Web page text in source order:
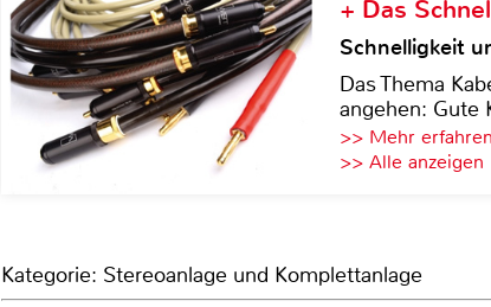
+ Das
Schnelligkeit
Das Thema
angehen: Gute
>> Mehr erfahren
>> Alle anzeigen
Kategorie: Stereoanlage und Komplettanlage